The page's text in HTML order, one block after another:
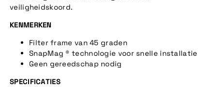
veiligheidskoord.
KENMERKEN
Filter frame van 45 graden
SnapMag ® technologie voor snelle installatie
Geen gereedschap nodig
SPECIFICATIES